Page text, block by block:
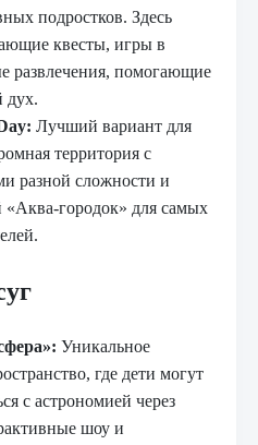
подростков. Здесь
квесты, игры в
развлечения, помогающие
дух.
Лучший вариант для
территория с
разной сложности и
«Аква-городок» для самых
Уникальное
где дети могут
с астрономией через
шоу и